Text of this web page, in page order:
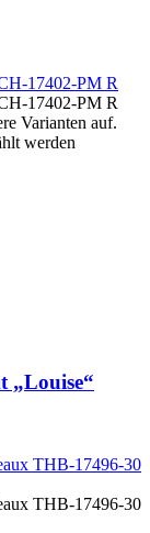
Varianten auf.
werden
„Louise“